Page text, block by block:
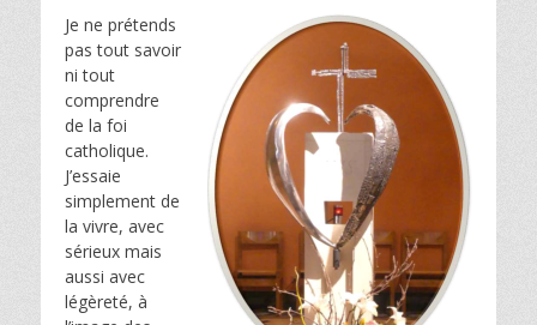
Je ne prétends
pas tout savoir
ni tout
comprendre
de la foi
catholique.
J’essaie
simplement de
la vivre, avec
sérieux mais
aussi avec
légèreté, à